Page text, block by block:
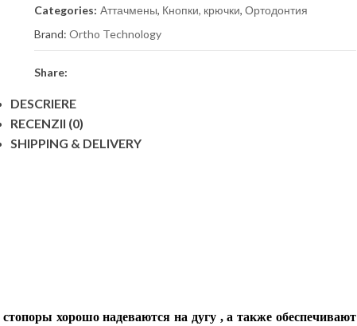
Categories: Аттачмены, Кнопки, крючки, Ортодонтия
Brand: Ortho Technology
Share:
DESCRIERE
RECENZII (0)
SHIPPING & DELIVERY
стопоры хорошо надеваются на дугу, а такжеобеспечивают